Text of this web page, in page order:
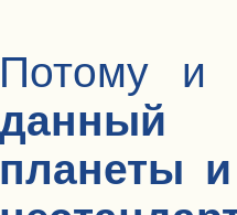
Потому
данный
планеты